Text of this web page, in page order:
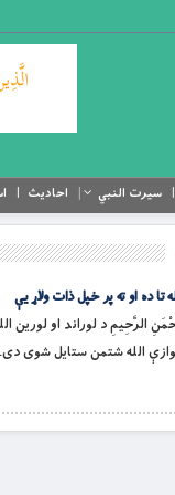
سیرت النبي احادیث
ده او ته پر خپل ذات ولاړ يې
الله شتمن ستايل شوى